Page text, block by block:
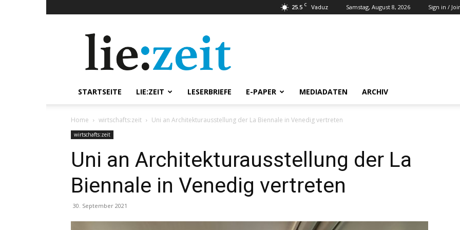
25.5 C Vaduz Samstag, August 8, 2026 Sign in /
STARTSEITE LIE:ZEIT LESERBRIEFE E-PAPER MEDIADATEN ARCHIV
Home wirtschafts:zeit Uni an Architekturausstellung der La Biennale in Venedig vertreten
wirtschafts:zeit
Uni an Architekturausstellung der La
Biennale in Venedig vertreten
30. September 2021